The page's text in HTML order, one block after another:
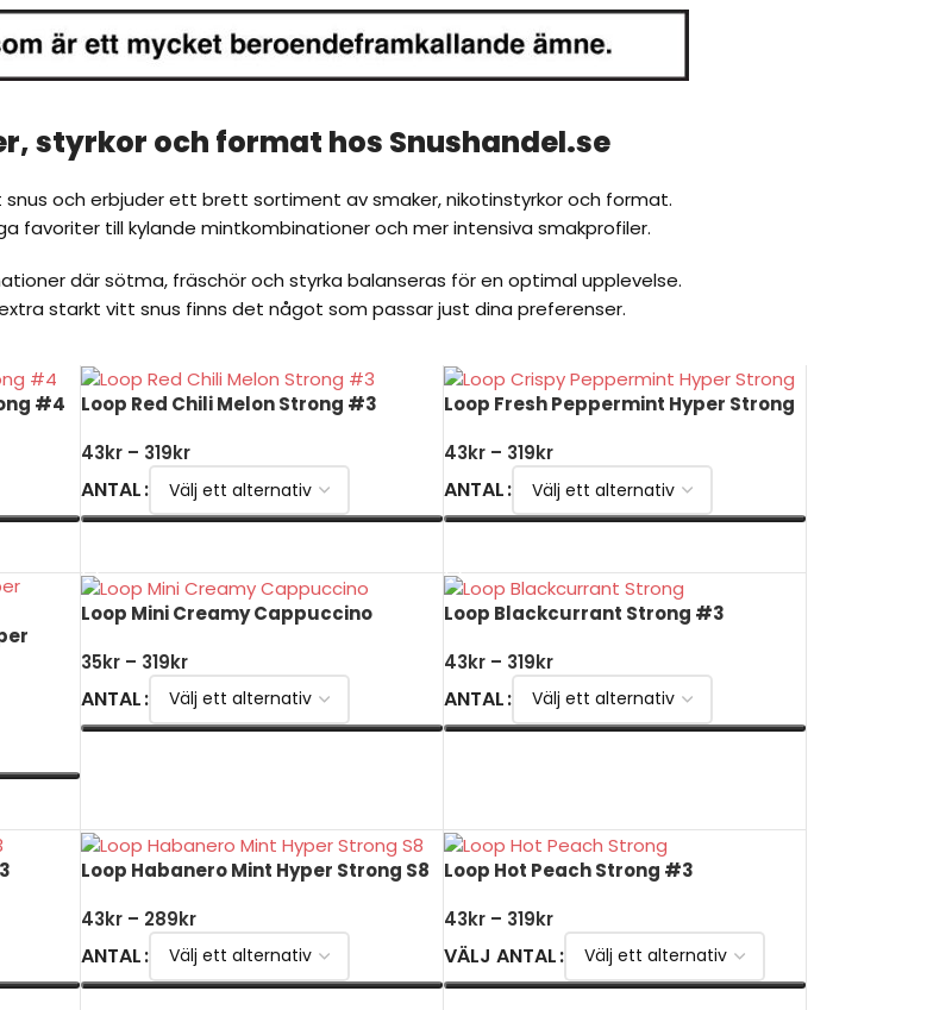
styrkor och format hos Snushandel.se
och erbjuder ett brett sortiment av smaker, nikotinstyrkor och format.
favoriter till kylande mintkombinationer och mer intensiva smakprofiler.
där sötma, fräschör och styrka balanseras för en optimal upplevelse.
starkt vitt snus finns det något som passar just dina preferenser.
#4
Loop Red Chili Melon Strong #3
43kr – 319kr
ANTAL
Loop Fresh Peppermint Hyper Strong
43kr – 319kr
ANTAL
Loop Mini Creamy Cappuccino
35kr – 319kr
ANTAL
Loop Blackcurrant Strong #3
43kr – 319kr
ANTAL
Loop Habanero Mint Hyper Strong S8
43kr – 289kr
ANTAL
Loop Hot Peach Strong #3
43kr – 319kr
VÄLJ ANTAL